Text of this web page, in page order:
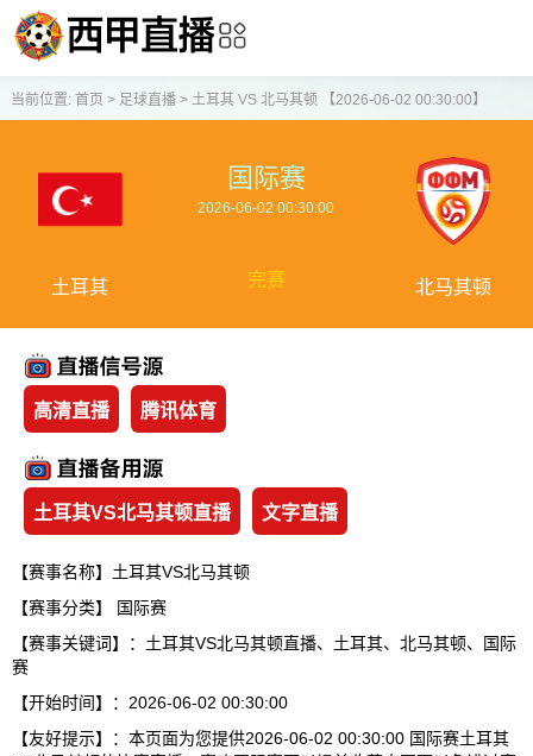
当前位置: 首页 > 足球直播> 土耳其 VS 北马其顿 【2026-06-02 00:30:00】
土耳其
国际赛
2026-06-02 00:30:00
完赛 北马其顿
高清直播 腾讯体育
土耳其VS北马其顿直播 文字直播
【赛事名称】土耳其VS北马其顿
【赛事分类】
国际赛
【赛事关键词】：土耳其VS北马其顿直播、土耳其、北马其顿、国际
赛
【开始时间】：2026-06-02 00:30:00
【友好提示】：本页面为您提供2026-06-02 00:30:00 国际赛土耳其